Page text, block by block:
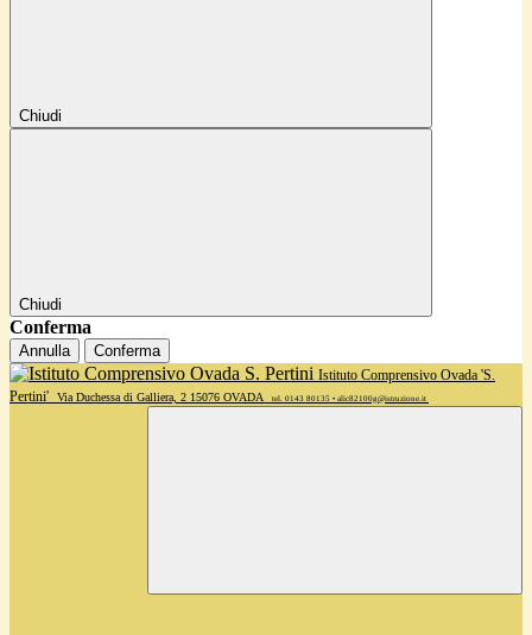
Chiudi
Chiudi
Conferma
Annulla Conferma
Istituto Comprensivo Ovada 'S.
Pertini'
Via Duchessa di Galliera, 2 15076 OVADA tel. 0143 80135 • alic82100g@istruzione.it